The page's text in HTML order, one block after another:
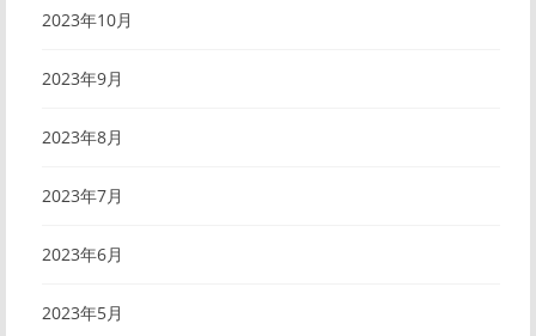
2023年10月
2023年9月
2023年8月
2023年7月
2023年6月
2023年5月